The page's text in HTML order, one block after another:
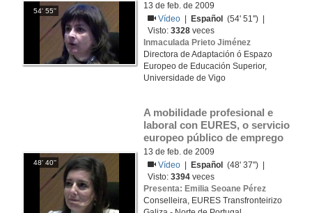
54' 55''
13 de feb. de 2009
Vídeo
Español
(54' 51'') |
Visto:3328 veces
Inmaculada Prieto Jiménez
Directora de Adaptación ó Espazo
Europeo de Educación Superior,
Universidade de Vigo
48' 40''
A mobilidade profesional e
laboral con EURES, o servicio
europeo público de emprego
13 de feb. de 2009
Vídeo
Español
(48' 37'') |
Visto:3394 veces
Presenta: Emilia Seoane Pérez
Conselleira, EURES Transfronteirizo